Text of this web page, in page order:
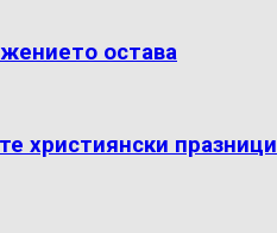
остава
християнски празници